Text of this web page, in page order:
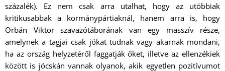
százalék). Ez nem csak arra utalhat, hogy az utóbbiak
kritikusabbak a kormánypártiaknál, hanem arra is, hogy
Orbán Viktor szavazótáborának van egy masszív része,
amelynek a tagjai csak jókat tudnak vagy akarnak mondani,
ha az ország helyzetéről faggatják őket, illetve az ellenzékiek
között is jócskán vannak olyanok, akik egyetlen pozitívumot